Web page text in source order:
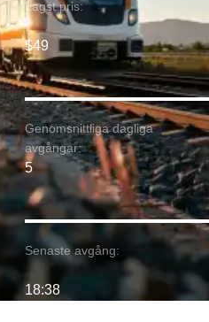
Lägst pris:
$49
Genomsnittliga dagliga
avgångar:
5
Senaste avgång:
18:38